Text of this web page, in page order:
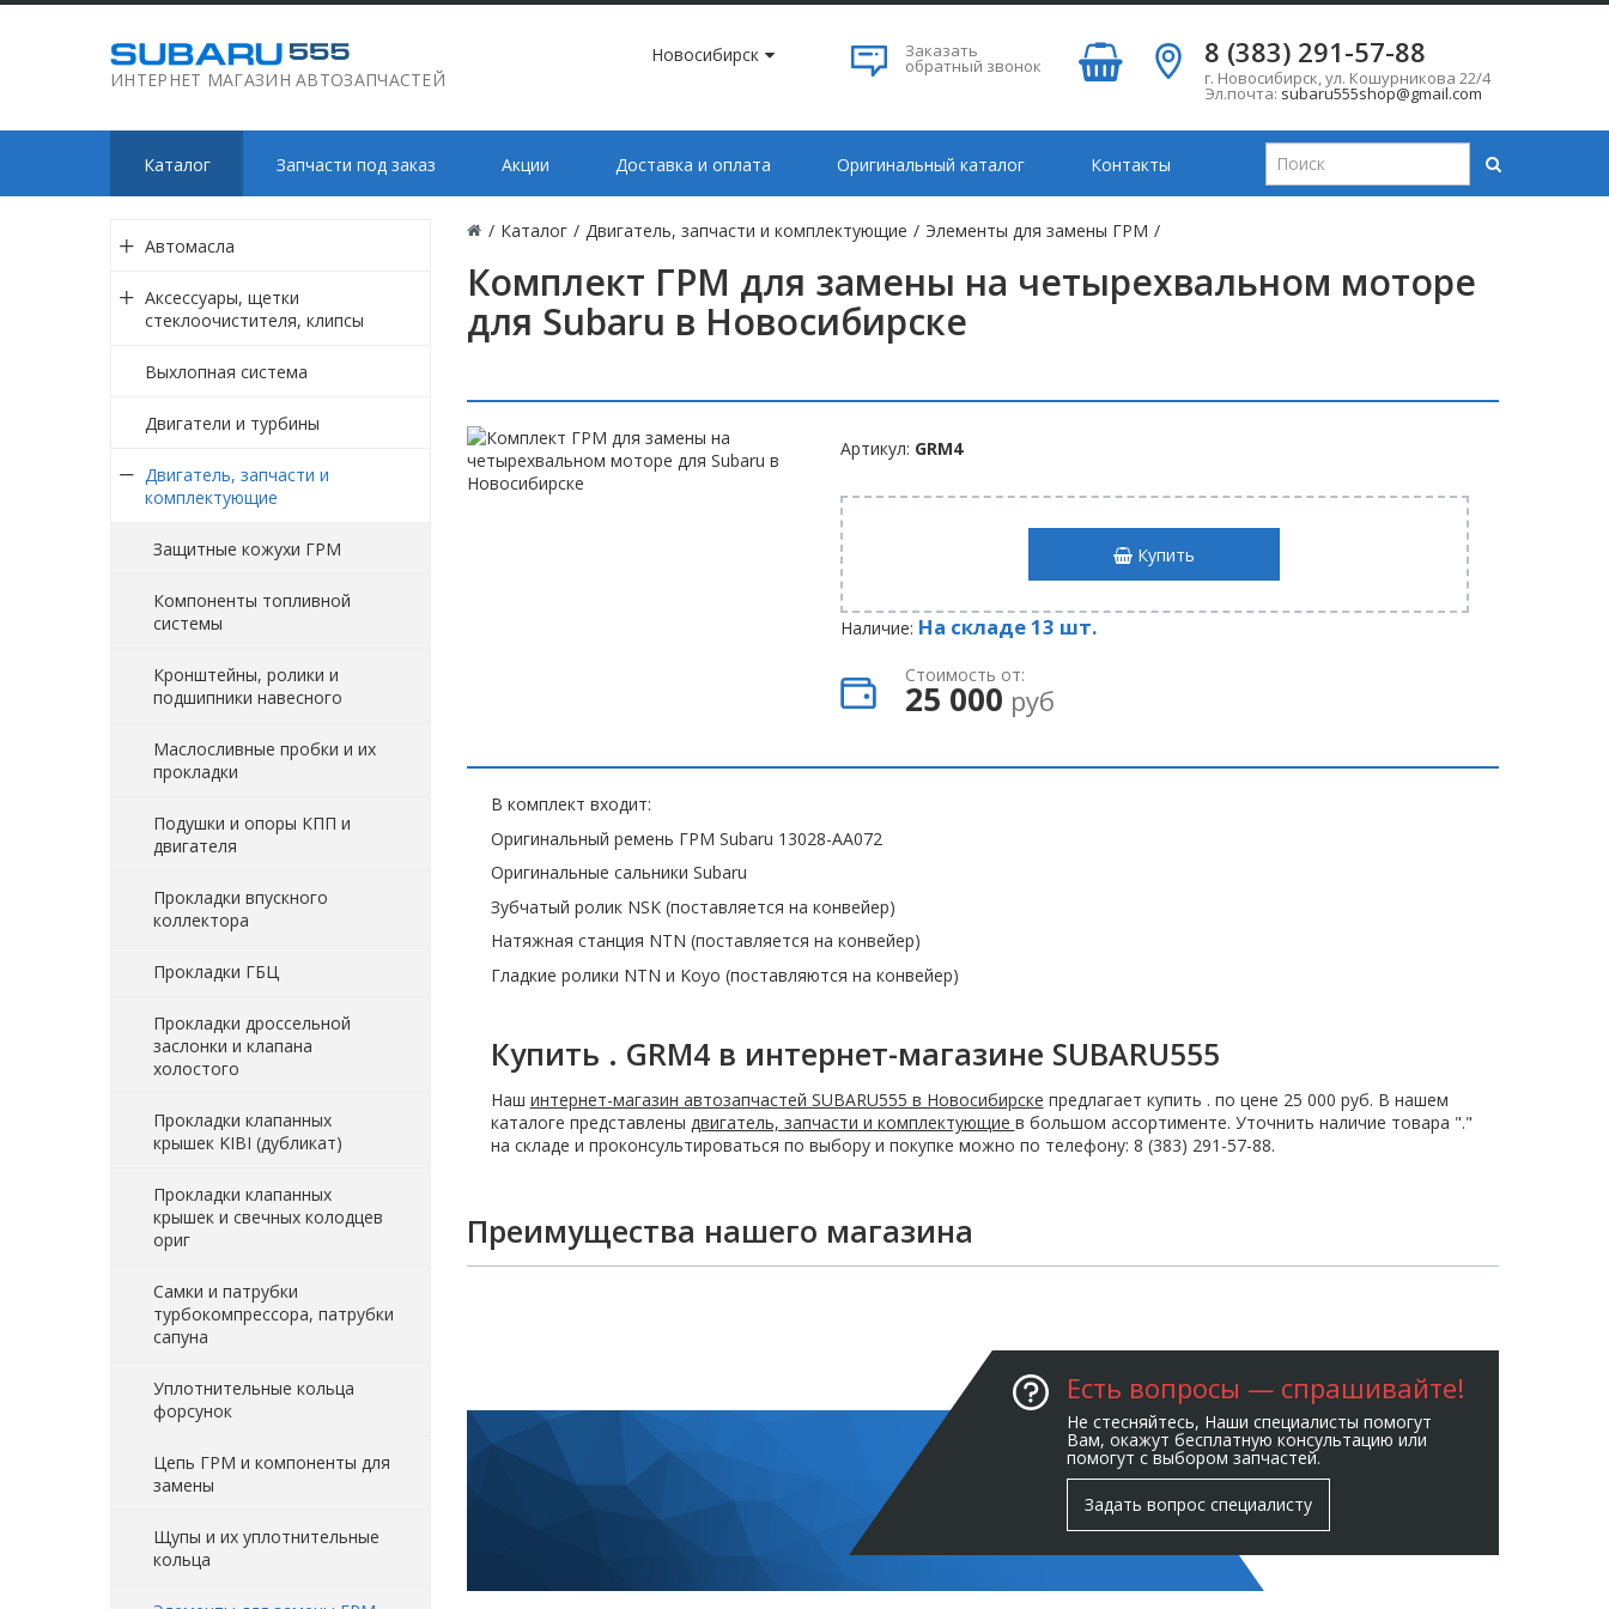
ИНТЕРНЕТ МАГАЗИН АВТОЗАПЧАСТЕЙ
Новосибирск Заказать
обратный звонок 8 (383) 291-57-88
г. Новосибирск,ул. Кошурникова 22/4
Эл.почта: subaru555shop@gmail.com
Каталог Запчасти под заказ Акции Доставка и оплата Оригинальный каталог Контакты
/ Каталог / Двигатель, запчасти и комплектующие / Элементы для замены ГРМ /
Комплект ГРМ для замены на четырехвальном моторе
для Subaru в Новосибирске
Автомасла
Аксессуары, щетки
стеклоочистителя, клипсы
Выхлопная система
Двигатели и турбины
Двигатель, запчасти и
комплектующие
Защитные кожухи ГРМ
Компоненты топливной
системы
Кронштейны, ролики и
подшипники навесного
Маслосливные пробки и их
прокладки
Подушки и опоры КПП и
двигателя
Прокладки впускного
коллектора
Прокладки ГБЦ
Прокладки дроссельной
заслонки и клапана
холостого
Прокладки клапанных
крышек KIBI (дубликат)
Прокладки клапанных
крышек и свечных колодцев
ориг
Самки и патрубки
турбокомпрессора, патрубки
сапуна
Уплотнительные кольца
форсунок
Цепь ГРМ и компоненты для
замены
Щупы и их уплотнительные
кольца
Артикул: GRM4
Купить
Наличие: На складе 13 шт.
Стоимость от:
25 000 руб
В комплект входит:
Оригинальный ремень ГРМ Subaru 13028-AA072
Оригинальные сальники Subaru
Зубчатый ролик NSK (поставляется на конвейер)
Натяжная станция NTN (поставляется на конвейер)
Гладкие ролики NTN и Koyo (поставляются на конвейер)
Купить . GRM4 в интернет-магазине SUBARU555
Наш интернет-магазин автозапчастей SUBARU555 в Новосибирске предлагает купить . по цене 25 000 руб. В нашем
каталоге представлены двигатель, запчасти и комплектующие в большом ассортименте. Уточнить наличие товара "."
на складе и проконсультироваться по выбору и покупке можно по телефону: 8 (383) 291-57-88.
Преимущества нашего магазина
Есть вопросы — спрашивайте!
Не стесняйтесь, Наши специалисты помогут
Вам, окажут бесплатную консультацию или
помогут с выбором запчастей.
Задать вопрос специалисту